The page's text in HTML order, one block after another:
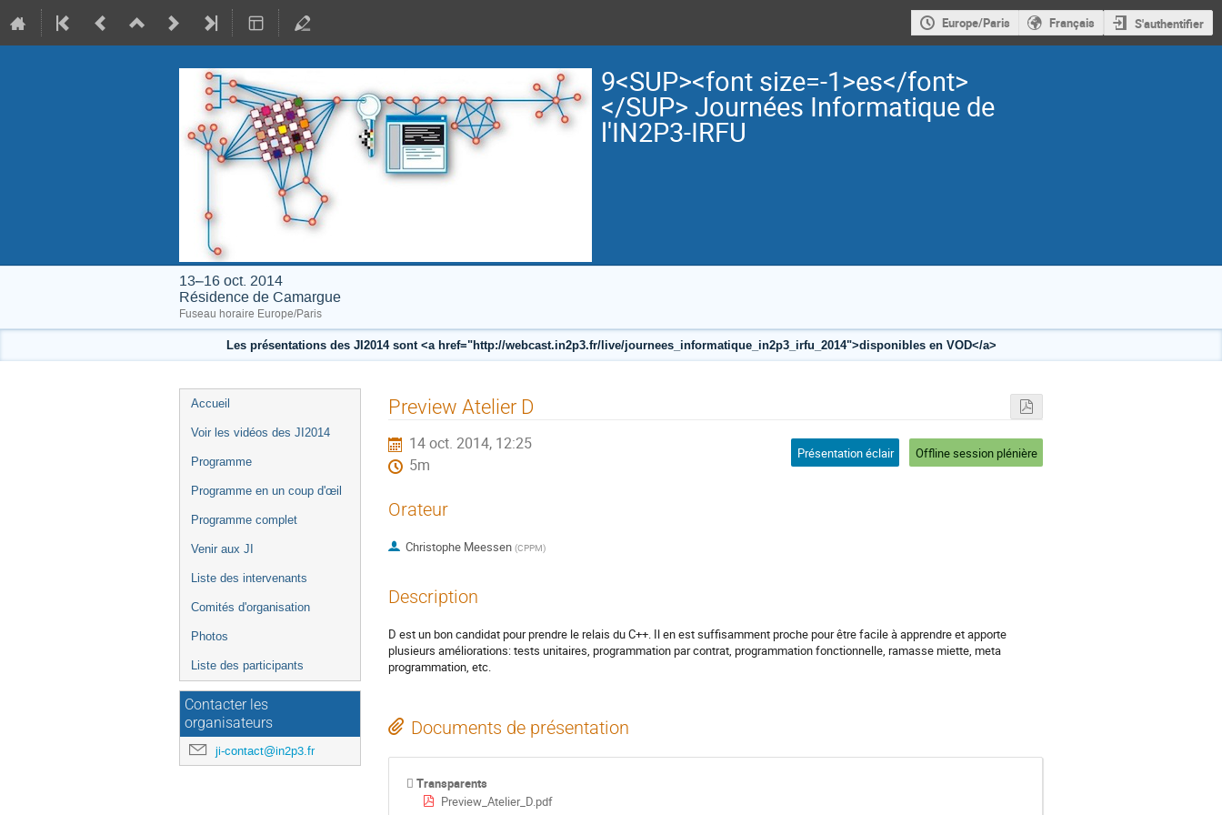
Europe/Paris Français S'authentifier
9<SUP><font size=-1>es</font>
</SUP> Journées Informatique de
l'IN2P3-IRFU
13–16 oct. 2014
Résidence de Camargue
Fuseau horaire Europe/Paris
Les présentations des JI2014 sont <a href="http://webcast.in2p3.fr/live/journees_informatique_in2p3_irfu_2014">disponibles en VOD</a>
Menu
de
Accueil
Voir les vidéos des JI2014
Programme
Programme en un coup d'œil
Programme complet
Venir aux JI
Liste des intervenants
Comités d'organisation
Photos
Liste des participants
Contacter les
organisateurs
ji-contact@in2p3.fr
Preview Atelier D
14 oct. 2014, 12:25
5m
Présentation éclair Offline session plénière
Orateur
Christophe Meessen (CPPM)
Description
D est un bon candidat pour prendre le relais du C++. Il en est suffisamment proche pour être facile à apprendre et apporte
plusieurs améliorations: tests unitaires, programmation par contrat, programmation fonctionnelle, ramasse miette, meta
programmation, etc.
Documents de présentation
Transparents
Preview_Atelier_D.pdf